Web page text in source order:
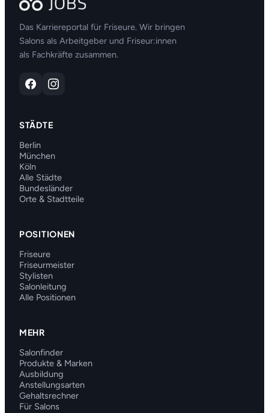
Das Karriereportal für Friseure. Wir bringen
Salons als Arbeitgeber und Friseur:innen
als Fachkräfte zusammen.
STÄDTE
Berlin
München
Köln
Alle Städte
Bundesländer
Orte & Stadtteile
POSITIONEN
Friseure
Friseurmeister
Stylisten
Salonleitung
Alle Positionen
MEHR
Salonfinder
Produkte & Marken
Ausbildung
Anstellungsarten
Gehaltsrechner
Für Salons